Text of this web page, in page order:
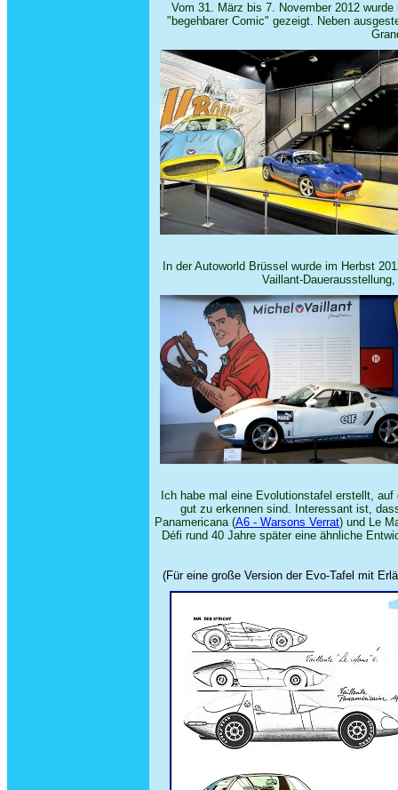
Vom 31. März bis 7. November 2012
"begehbarer Comic" gezeigt. Neben
In der Autoworld Brüssel wurde im Herbst
Vaillant-
Ich habe mal eine Evolutionstafel erstellt,
gut zu erkennen sind. Interessant ist,
Panamericana (A6 - Warsons Verrat) und Le
Défi rund 40 Jahre später eine ähnliche
(Für eine große Version der Evo-Tafel mit